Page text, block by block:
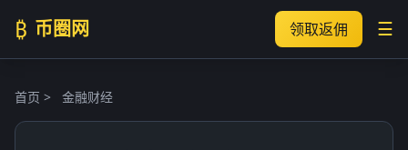
₿ 币圈网 领取返佣 ☰
首页 > 金融财经